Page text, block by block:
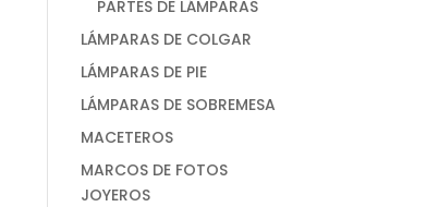
PARTES DE LÁMPARAS
LÁMPARAS DE COLGAR
LÁMPARAS DE PIE
LÁMPARAS DE SOBREMESA
MACETEROS
MARCOS DE FOTOS
JOYEROS